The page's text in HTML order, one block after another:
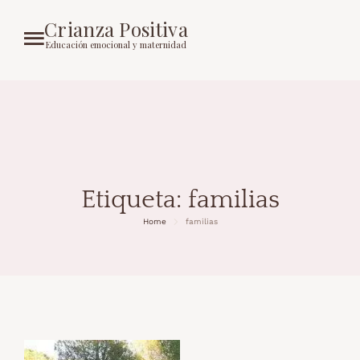
Crianza Positiva
Educación emocional y maternidad
Etiqueta: familias
Home familias